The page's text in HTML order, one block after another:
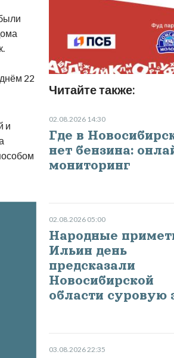
22
и
Читайте также:
02.08.2026 14:30
Где в
нет бензина:
мониторинг
02.08.2026 05:00
Народные
Ильин день
предсказали
Новосибирской
области суровую
03.08.2026 22:35